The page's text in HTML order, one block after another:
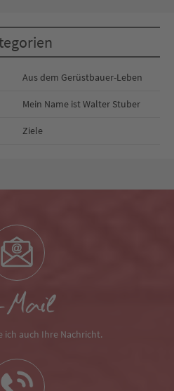
Aus dem Gerüstbauer-Leben
Mein Name ist Walter Stuber
Ziele
ich auch Ihre Nachricht.